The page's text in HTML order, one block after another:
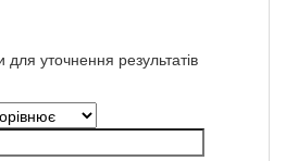
для уточнення результатів